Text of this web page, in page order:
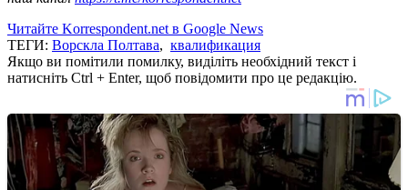
Читайте Korrespondent.net в Google News
ТЕГИ: Ворскла Полтава, квалификация
Якщо ви помітили помилку, виділіть необхідний текст і
натисніть Ctrl + Enter, щоб повідомити про це редакцію.